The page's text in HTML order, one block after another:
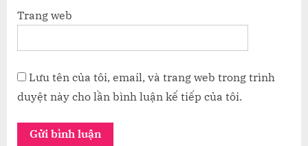
Trang web
Lưu tên của tôi, email, và trang web trong trình
duyệt này cho lần bình luận kế tiếp của tôi.